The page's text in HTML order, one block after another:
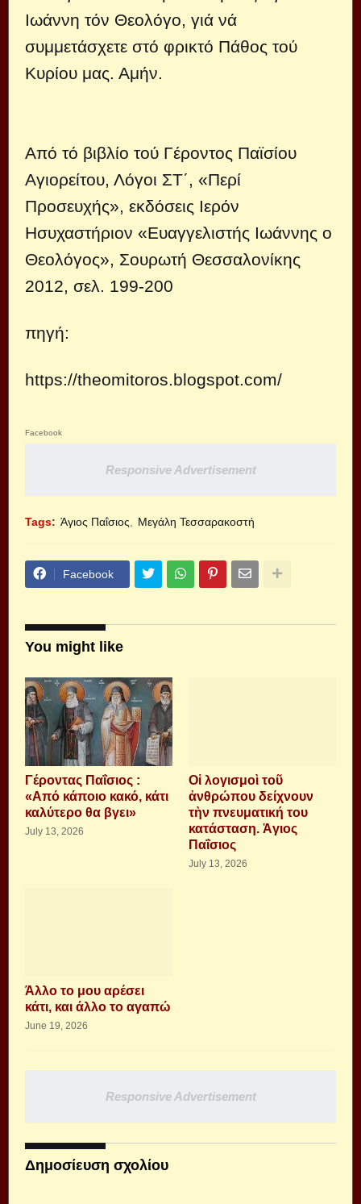
Ιωάννη τόν Θεολόγο, γιά νά
συμμετάσχετε στό φρικτό Πάθος τού
Κυρίου μας. Αμήν.
Από τό βιβλίο τού Γέροντος Παϊσίου
Αγιορείτου, Λόγοι ΣΤ΄, «Περί
Προσευχής», εκδόσεις Ιερόν
Ησυχαστήριον «Ευαγγελιστής Ιωάννης ο
Θεολόγος», Σουρωτή Θεσσαλονίκης
2012, σελ. 199-200
πηγή:
https://theomitoros.blogspot.com/
Facebook
Responsive Advertisement
Tags: Άγιος Παΐσιος Μεγάλη Τεσσαρακοστή
Facebook
You might like
Γέροντας Παΐσιος :
«Από κάποιο κακό, κάτι
καλύτερο θα βγει»
July 13, 2026
Οἱ λογισμοὶ τοῦ
ἀνθρώπου δείχνουν
τὴν πνευματική του
κατάσταση. Ἁγιος
Παΐσιος
July 13, 2026
Άλλο το μου αρέσει
κάτι, και άλλο το αγαπώ
June 19, 2026
Responsive Advertisement
Δημοσίευση σχολίου